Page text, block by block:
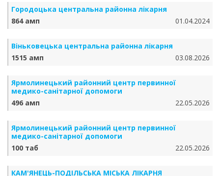
Городоцька центральна районна лікарня
864 амп
01.04.2024
Віньковецька центральна районна лікарня
1515 амп
03.08.2026
Ярмолинецький районний центр первинної
медико-санітарної допомоги
496 амп
22.05.2026
Ярмолинецький районний центр первинної
медико-санітарної допомоги
100 таб
22.05.2026
КАМ'ЯНЕЦЬ-ПОДІЛЬСЬКА МІСЬКА ЛІКАРНЯ